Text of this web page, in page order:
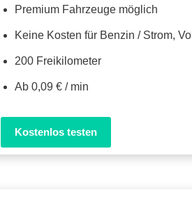
Premium Fahrzeuge möglich
Keine Kosten für Benzin / Strom,
200 Freikilometer
Ab 0,09 € / min
Kostenlos testen